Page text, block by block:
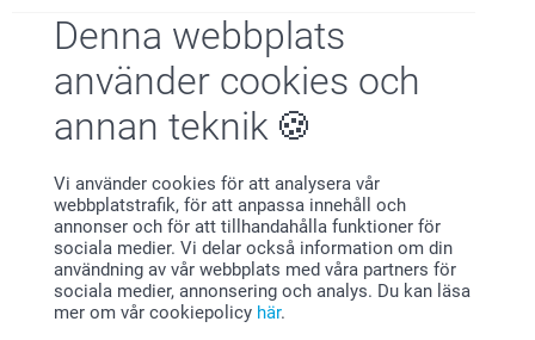
Denna webbplats
använder cookies och
annan teknik
Vi använder cookies för att analysera vår
webbplatstrafik, för att anpassa innehåll och
annonser och för att tillhandahålla funktioner för
sociala medier. Vi delar också information om din
användning av vår webbplats med våra partners för
sociala medier, annonsering och analys. Du kan läsa
mer om vår cookiepolicy här.
Förstklassig kundservice
Registrera dig till vårt nyhetsbrev